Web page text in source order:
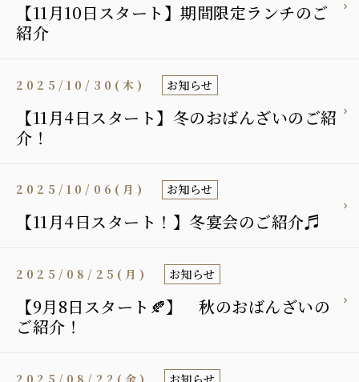
【11月10日スタート】期間限定ランチのご
紹介
【11月4日スタート】冬のおばんざいのご紹
介！
2025/10/30(木) お知らせ
【11月4日スタート！】冬宴会のご紹介♬
2025/10/06(月) お知らせ
【9月8日スタート🍂】 秋のおばんざいの
ご紹介！
2025/08/25(月) お知らせ
2025/08/22(金) お知らせ